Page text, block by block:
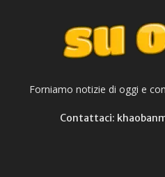
Forniamo notizie di oggi e
Contattaci: